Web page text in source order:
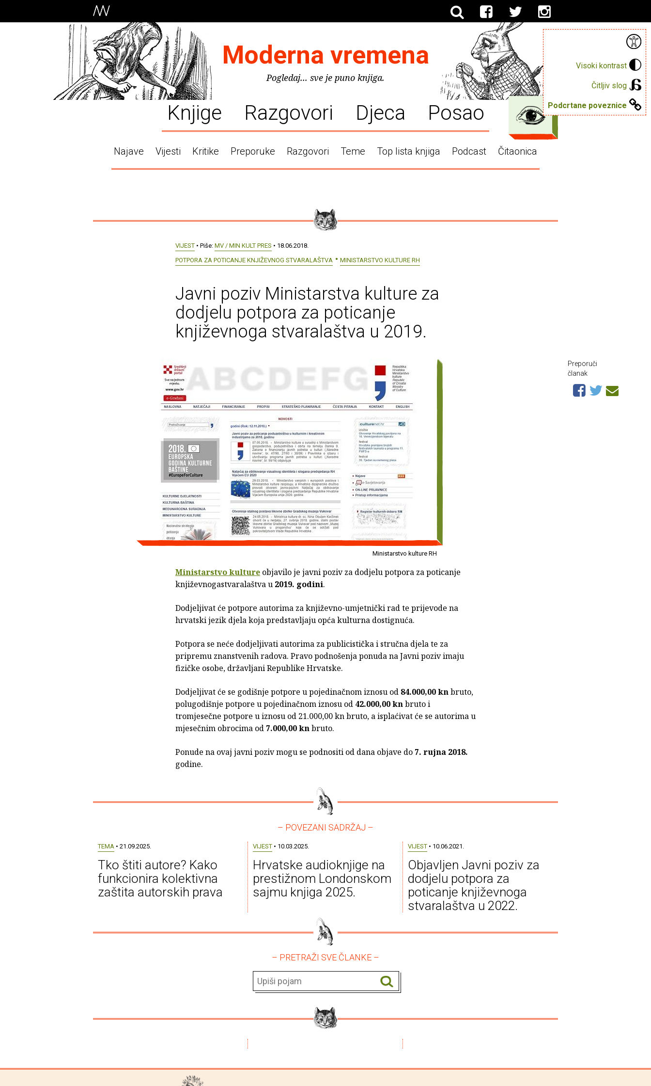
Visoki kontrast
Čitljiv slog
Podcrtane poveznice
Moderna vremena
Pogledaj... sve je puno knjiga.
Knjige Razgovori Djeca Posao
Najave Vijesti Kritike Preporuke Razgovori Teme Top lista knjiga Podcast Čitaonica
VIJEST • Piše: MV / MIN KULT PRES • 18.06.2018.
POTPORA ZA POTICANJE KNJIŽEVNOG STVARALAŠTVA
MINISTARSTVO KULTURE RH
Javni poziv Ministarstva kulture za
dodjelu potpora za poticanje
književnoga stvaralaštva u 2019.
Ministarstvo kulture RH
Ministarstvo kulture objavilo je javni poziv za dodjelu potpora za poticanje
književnogastvaralaštva u 2019. godini.
Dodjeljivat će potpore autorima za književno-umjetnički rad te prijevode na
hrvatski jezik djela koja predstavljaju opća kulturna dostignuća.
Potpora se neće dodjeljivati autorima za publicistička i stručna djela te za
pripremu znanstvenih radova. Pravo podnošenja ponuda na Javni poziv imaju
fizičke osobe, državljani Republike Hrvatske.
Dodjeljivat će se godišnje potpore u pojedinačnom iznosu od 84.000,00 knbruto,
polugodišnje potpore u pojedinačnom iznosu od 42.000,00 knbruto i
tromjesečne potpore u iznosu od 21.000,00 kn bruto, a isplaćivat će se autorima u
mjesečnim obrocima od 7.000,00 knbruto.
Ponude na ovaj javni poziv mogu se podnositi od dana objave do 7. rujna 2018.
godine.
Preporuči
članak
– POVEZANI SADRŽAJ –
TEMA• 21.09.2025.
Tko štiti autore? Kako
funkcionira kolektivna
zaštita autorskih prava
VIJEST• 10.03.2025.
Hrvatske audioknjige na
prestižnom Londonskom
sajmu knjiga 2025.
VIJEST• 10.06.2021.
Objavljen Javni poziv za
dodjelu potpora za
poticanje književnoga
stvaralaštva u 2022.
– PRETRAŽI SVE ČLANKE –